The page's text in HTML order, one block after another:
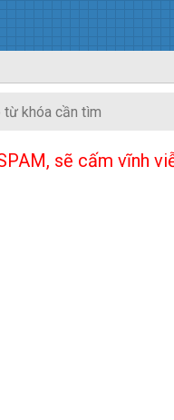
sẽ cấm vĩnh